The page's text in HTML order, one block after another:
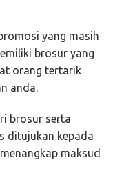
yang masih
brosur yang
orang tertarik
anda.
brosur serta
ditujukan kepada
maksud